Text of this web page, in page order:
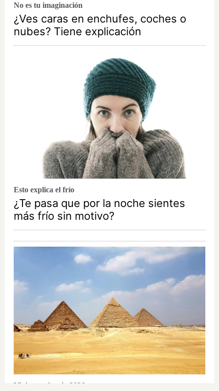
No es tu imaginación
¿Ves caras en enchufes, coches o
nubes? Tiene explicación
Esto explica el frío
¿Te pasa que por la noche sientes
más frío sin motivo?
Viajes tendencia 2026